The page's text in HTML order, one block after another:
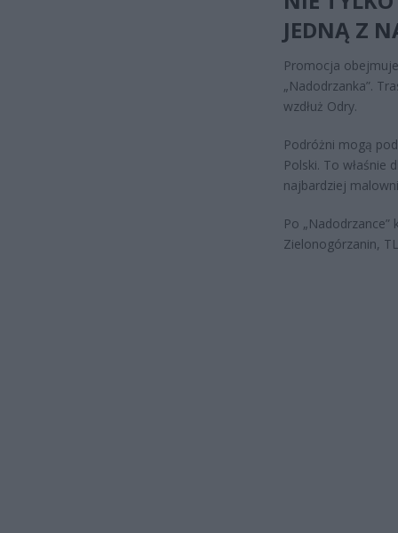
JEDNĄ Z
Promocja
„Nadodrzanka”.
wzdłuż Odry.
Podróżni mogą
Polski. To właśnie
najbardziej
Po
Zielonogórzanin,